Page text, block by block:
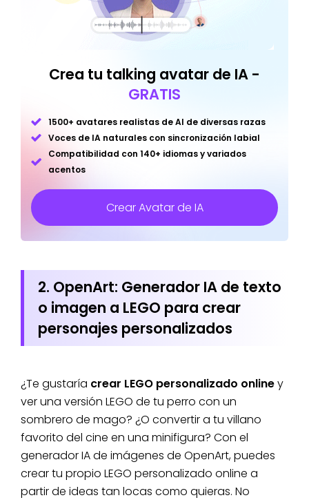
Crea tu talking avatar de IA -
GRATIS
1500+ avatares realistas de AI de diversas razas
Voces de IA naturales con sincronización labial
Compatibilidad con 140+ idiomas y variados
acentos
Crear Avatar de IA
2. OpenArt: Generador IA de texto
o imagen a LEGO para crear
personajes personalizados
¿Te gustaría crear LEGO personalizado onliney
ver una versión LEGO de tu perro con un
sombrero de mago? ¿O convertir a tu villano
favorito del cine en una minifigura? Con el
generador IA de imágenes de OpenArt, puedes
crear tu propio LEGO personalizado online a
partir de ideas tan locas como quieras. No